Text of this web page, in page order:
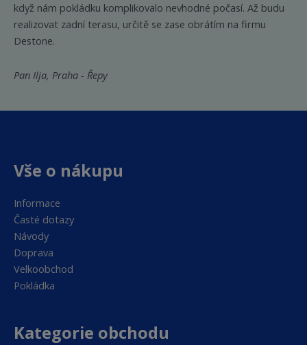
když nám pokládku komplikovalo nevhodné počasí. Až budu
realizovat zadní terasu, určitě se zase obrátím na firmu
Destone.
Pan Ilja, Praha - Řepy
Vše o nákupu
Informace
Časté dotazy
Návody
Doprava
Velkoobchod
Pokládka
Kategorie obchodu